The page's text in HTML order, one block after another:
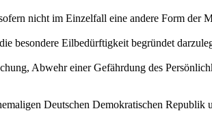
nicht im Einzelfall eine andere Form der
besondere Eilbedürftigkeit begründet
Abwehr einer Gefährdung des
Deutschen Demokratischen